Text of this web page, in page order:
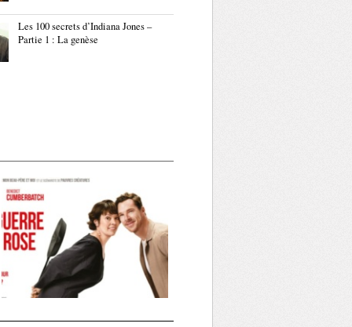
Les 100 secrets d’Indiana Jones –
Partie 1 : La genèse